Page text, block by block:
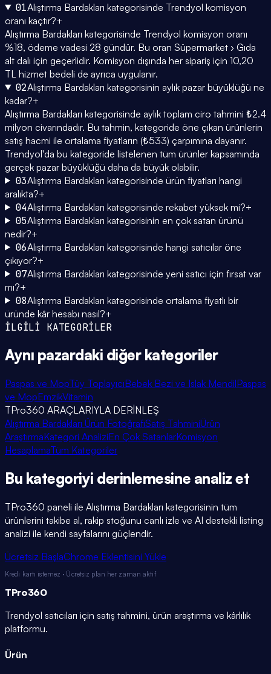
01Alıştırma Bardakları kategorisinde Trendyol komisyon
oranı kaçtır?+
Alıştırma Bardakları kategorisinde Trendyol komisyon oranı
%18, ödeme vadesi 28 gündür. Bu oran Süpermarket › Gıda
alt dalı için geçerlidir. Komisyon dışında her sipariş için 10,20
TL hizmet bedeli de ayrıca uygulanır.
02Alıştırma Bardakları kategorisinin aylık pazar büyüklüğü ne
kadar?+
Alıştırma Bardakları kategorisinde aylık toplam ciro tahmini ₺2.4
milyon civarındadır. Bu tahmin, kategoride öne çıkan ürünlerin
satış hacmi ile ortalama fiyatların (₺533) çarpımına dayanır.
Trendyol'da bu kategoride listelenen tüm ürünler kapsamında
gerçek pazar büyüklüğü daha da büyük olabilir.
03Alıştırma Bardakları kategorisinde ürün fiyatları hangi
aralıkta?+
04Alıştırma Bardakları kategorisinde rekabet yüksek mi?+
05Alıştırma Bardakları kategorisinin en çok satan ürünü
nedir?+
06Alıştırma Bardakları kategorisinde hangi satıcılar öne
çıkıyor?+
07Alıştırma Bardakları kategorisinde yeni satıcı için fırsat var
mı?+
08Alıştırma Bardakları kategorisinde ortalama fiyatlı bir
üründe kâr hesabı nasıl?+
İLGİLİ KATEGORİLER
Aynı pazardaki diğer kategoriler
Paspas ve MopTüy ToplayıcıBebek Bezi ve Islak MendilPaspas
ve MopEmzikVitamin
TPro360 ARAÇLARIYLA DERİNLEŞ
Alıştırma Bardakları Ürün FotoğrafıSatış TahminiÜrün
AraştırmaKategori AnaliziEn Çok SatanlarKomisyon
HesaplamaTüm Kategoriler
Bu kategoriyi derinlemesine analiz et
TPro360 paneli ile Alıştırma Bardakları kategorisinin tüm
ürünlerini takibe al, rakip stoğunu canlı izle ve AI destekli listing
analizi ile kendi sayfalarını güçlendir.
Ücretsiz BaşlaChrome Eklentisini Yükle
Kredi kartı istemez · Ücretsiz plan her zaman aktif
TPro360
Trendyol satıcıları için satış tahmini, ürün araştırma ve kârlılık
platformu.
Ürün